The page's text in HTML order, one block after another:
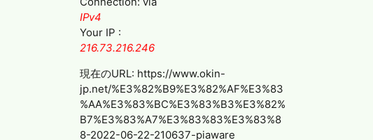
IPv4
Your IP :
216.73.216.246
現在のURL: https://www.okin-
jp.net/%E3%82%B9%E3%82%AF%E3%83
%AA%E3%83%BC%E3%83%B3%E3%82%
B7%E3%83%A7%E3%83%83%E3%83%8
8-2022-06-22-210637-piaware